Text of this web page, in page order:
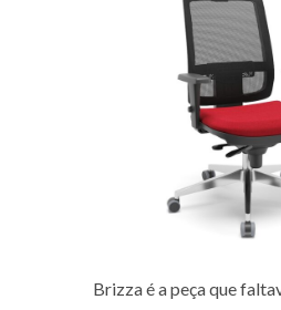
Brizza é a peça que